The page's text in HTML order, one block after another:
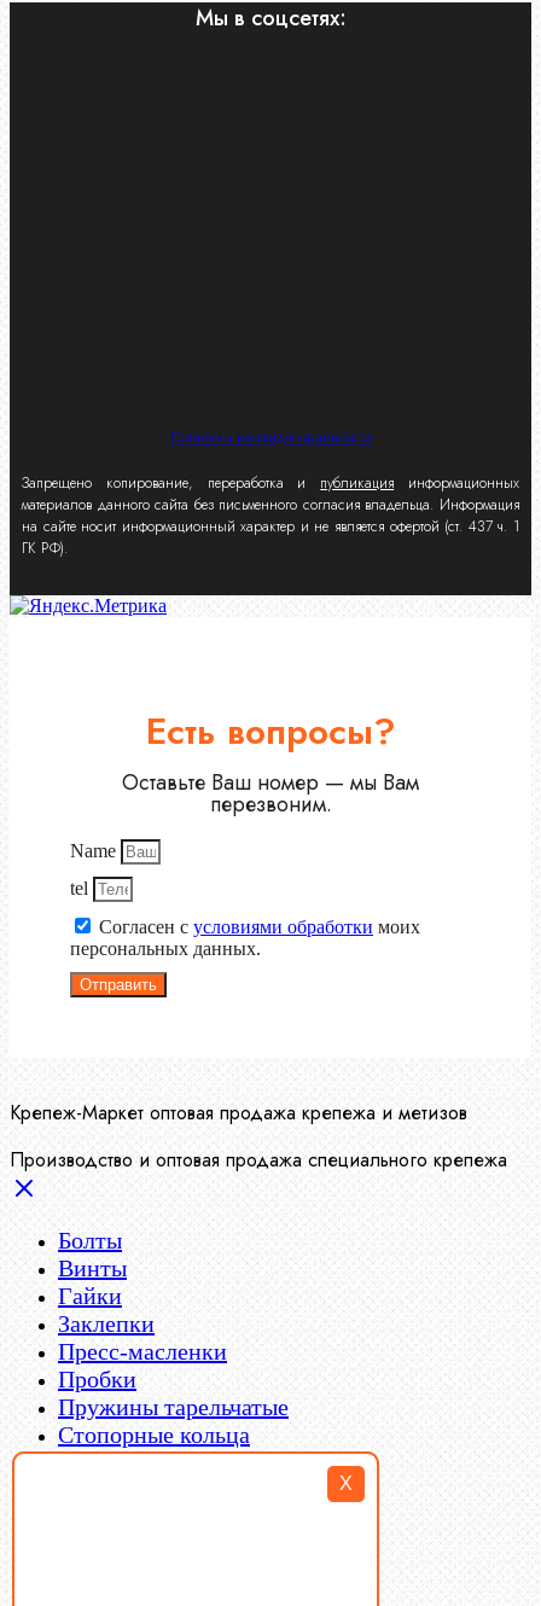
X
Мы в соцсетях:
Политика конфиденциальности
Запрещено копирование, переработка и публикация информационных
материалов данного сайта без письменного согласия владельца. Информация
на сайте носит информационный характер и не является офертой (ст. 437 ч. 1
ГК РФ).
Есть вопросы?
Оставьте Ваш номер — мы Вам
перезвоним.
Name
tel
Согласен с условиями обработки моих
персональных данных.
Отправить
Производство и оптовая продажа специального крепежа
Болты
Винты
Гайки
Заклепки
Пресс-масленки